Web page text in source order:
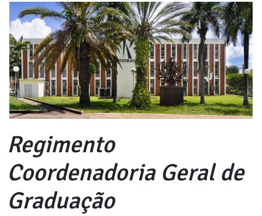
Regimento
Coordenadoria Geral de
Graduação